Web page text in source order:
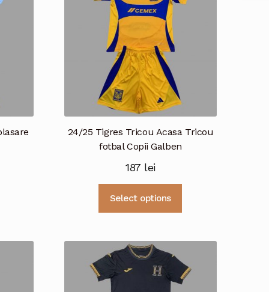
24/25 Tigres Tricou Acasa Tricou
fotbal Copii Galben
187 lei
Select options
variații.
Opțiunile